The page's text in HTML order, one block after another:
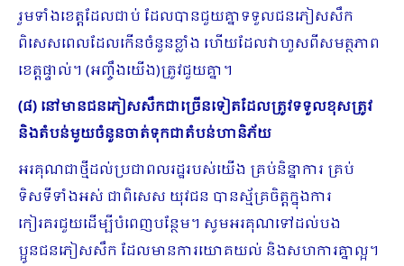
រួមទាំងខេត្តដែលជាប់ ដែលបានជួយគ្នាទទួលជនភៀសសឹក
ពិសេសពេលដែលកើនចំនួនខ្លាំង ហើយដែលវាហួសពីសមត្ថភាព
ខេត្តផ្ទាល់។ (អញ្ចឹងយើង)ត្រូវជួយគ្នា។
(៨) នៅមានជនភៀសសឹកជាច្រើនទៀតដែលត្រូវទទួលខុសត្រូវ
និងតំបន់មួយចំនួនចាត់ទុកជាតំបន់ហានិភ័យ
អរគុណជាថ្មីដល់ប្រជាពលរដ្ឋរបស់យើង គ្រប់និន្នាការ គ្រប់
ទិសទីទាំងអស់ ជាពិសេស យុវជន បានស្ម័គ្រចិត្តក្នុងការ
កៀរគរជួយដើម្បីបំពេញបន្ថែម។ សូមអរគុណទៅដល់បង
ប្អូនជនភៀសសឹក ដែលមានការយោគយល់ និងសហការគ្នាល្អ។